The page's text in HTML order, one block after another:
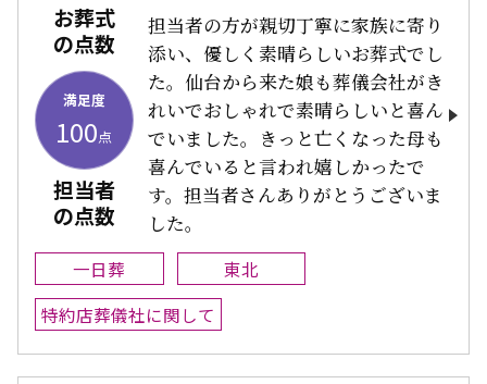
お葬式
の点数
満足度
100点
担当者
の点数
担当者の方が親切丁寧に家族に寄り
添い、優しく素晴らしいお葬式でし
た。仙台から来た娘も葬儀会社がき
れいでおしゃれで素晴らしいと喜ん
でいました。きっと亡くなった母も
喜んでいると言われ嬉しかったで
す。担当者さんありがとうございま
した。
一日葬
東北
特約店葬儀社に関して